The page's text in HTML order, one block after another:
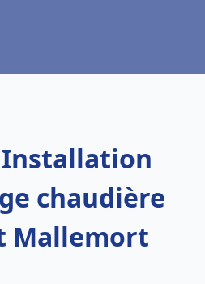
Installation
chaudière
Mallemort